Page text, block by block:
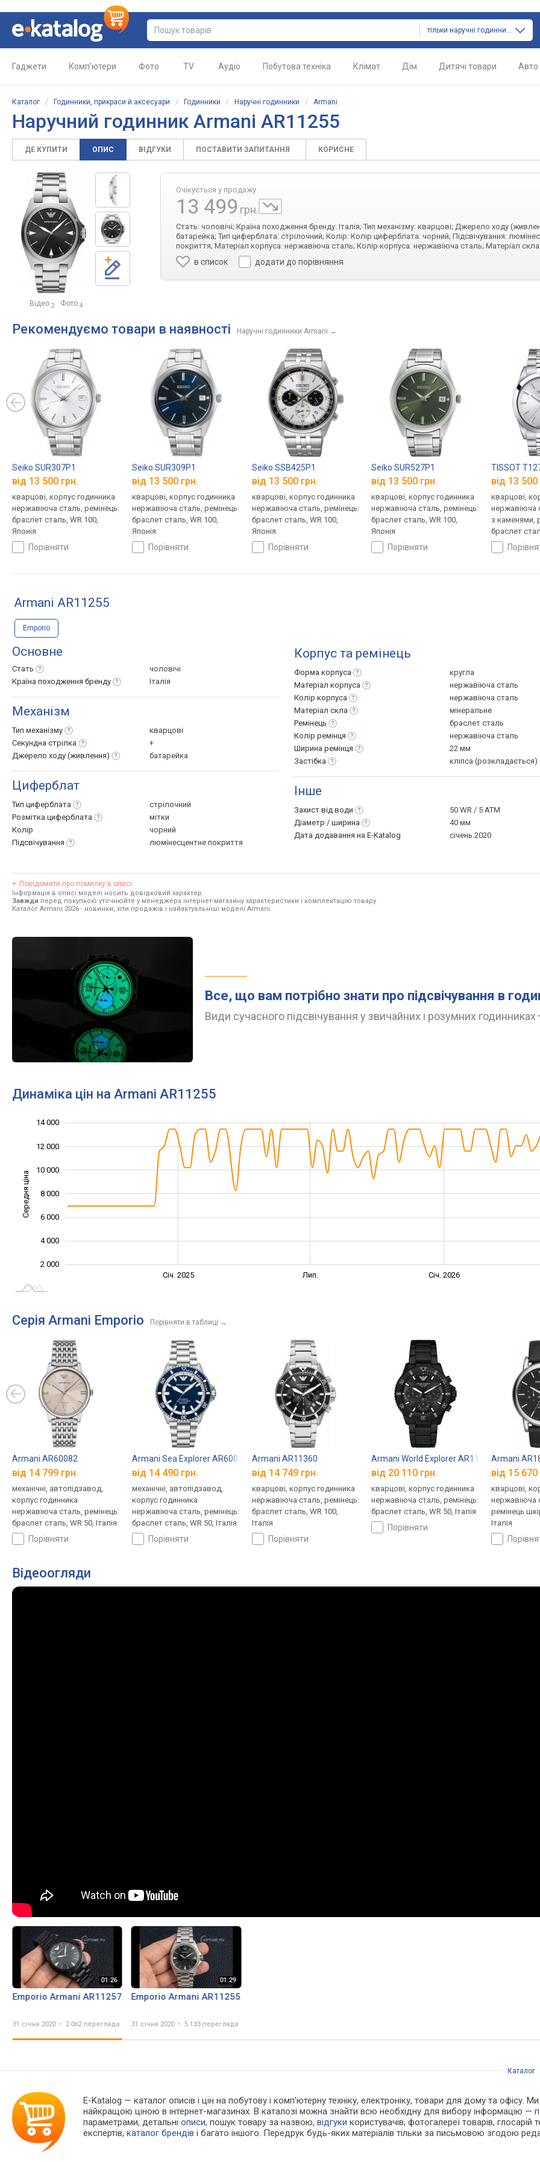
тільки наручні годинники
Гаджети Комп'ютери Фото TV Аудіо Побутова техніка Клімат Дім Дитячі товари Авто
Каталог / Годинники, прикраси й аксесуари / Годинники / Наручні годинники / Armani
Наручний годинник Armani AR11255
ДЕ КУПИТИ ОПИС ВІДГУКИ ПОСТАВИТИ ЗАПИТАННЯ КОРИСНЕ
Відео 2 Фото 4
Очікується у продажу
13 499 грн.
Стать: чоловічі; Країна походження бренду: Італія; Тип механізму: кварцові; Джерело ходу
батарейка; Тип циферблата: стрілочний; Колір: Колір циферблата: чорний; Підсвічування:
покриття; Матеріал корпуса: нержавіюча сталь; Колір корпуса: нержавіюча сталь; Матеріал
в список додати до порівняння
Рекомендуємо товари в наявності Наручні годинники Armani →
Seiko SUR307P1
від 13 500 грн.
кварцові, корпус годинника
нержавіюча сталь, ремінець:
браслет сталь, WR 100,
Японія
порівняти
Seiko SUR309P1
від 13 500 грн.
кварцові, корпус годинника
нержавіюча сталь, ремінець:
браслет сталь, WR 100,
Японія
порівняти
Seiko SSB425P1
від 13 500 грн.
кварцові, корпус годинника
нержавіюча сталь, ремінець:
браслет сталь, WR 100,
Японія
порівняти
Seiko SUR527P1
від 13 500 грн.
кварцові, корпус годинника
нержавіюча сталь, ремінець:
браслет сталь, WR 100,
Японія
порівняти
TISSOT
від 13 500
кварцові,
нержавіюча
з каменями,
браслет
Швейцарія
Armani AR11255
Emporio
Основне
Стать
чоловічі
Країна походження бренду Італія
Механізм
Тип механізму
кварцові
Секундна стрілка
+
Джерело ходу (живлення) батарейка
Циферблат
Тип циферблата
стрілочний
Розмітка циферблата
мітки
Колір
чорний
Підсвічування
люмінесцентне покриття
Корпус та ремінець
Форма корпуса
кругла
Матеріал корпуса
нержавіюча сталь
Колір корпуса
нержавіюча сталь
Матеріал скла
мінеральне
Ремінець
браслет сталь
Колір ремінця
нержавіюча сталь
Ширина ремінця
22 мм
Застібка
кліпса (розкладається)
Інше
Захист від води
50 WR / 5 ATM
Діаметр / ширина
40 мм
Дата додавання на E-Katalog
січень 2020
Повідомити про помилку в описі
Інформація в описі моделі носить довідковий характер.
Завжди перед покупкою уточнюйте у менеджера інтернет-магазину характеристики і комплектацію товару
Каталог Armani 2026 - новинки, хіти продажів і найактуальніші моделі Armani.
Все, що вам потрібно знати про підсвічування в
Види сучасного підсвічування у звичайних і розумних годинниках
Динаміка цін на Armani AR11255
Середня ціна 10 000
2 000
4 000
6 000
8 000
10 000
12 000
14 000
Січ. 2025 Лип. Січ. 2026
Серія Armani Emporio Порівняти в таблиці →
Armani AR60082
від 14 799 грн.
механічні, автопідзавод,
корпус годинника
нержавіюча сталь, ремінець:
браслет сталь, WR 50, Італія
порівняти
Armani Sea Explorer AR60079
від 14 490 грн.
механічні, автопідзавод,
корпус годинника
нержавіюча сталь, ремінець:
браслет сталь, WR 50, Італія
порівняти
Armani AR11360
від 14 749 грн.
кварцові, корпус годинника
нержавіюча сталь, ремінець:
браслет сталь, WR 100,
Італія
порівняти
Armani World Explorer AR11784
від 20 110 грн.
кварцові, корпус годинника
нержавіюча сталь, ремінець:
браслет сталь, WR 50, Італія
порівняти
Armani
від 15 670
кварцові,
нержавіюча
ремінець
Італія
Відеоогляди
Emporio Armani AR11257
31 січня 2020 2 062 перегляда
Emporio Armani AR11255
31 січня 2020 5 133 перегляда
Каталог
E-Katalog — каталог описів і цін на побутову і комп'ютерну техніку, електроніку, товари для дому та офісу.
найкращою ціною в інтернет-магазинах. В каталозі можна знайти всю необхідну для вибору інформацію —
параметрами, детальніописи, пошук товару за назвою,відгуки користувачів, фотогалереї товарів, глосарій
експертів,каталог брендів і багато іншого. Передрук будь-яких матеріалів тільки за письмовою згодою